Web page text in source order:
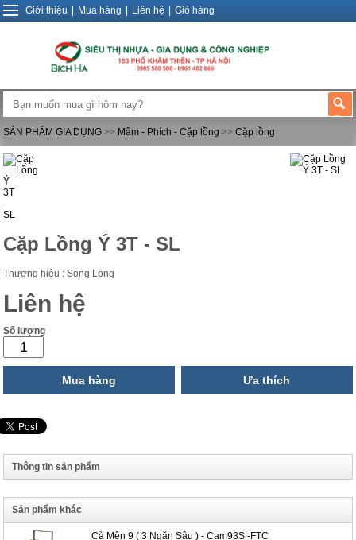
Giới thiệu Mua hàng Liên hệ Giỏ hàng
SẢN PHẨM GIA DỤNG >> Mâm - Phích - Cặp lồng >>Cặp lồng
Cặp Lồng Ý 3T - SL
Thương hiệu : Song Long
Liên hệ
Số lượng
Mua hàng Ưa thích
Thông tin sản phẩm
Sản phẩm khác
Cà Mên 9 ( 3 Ngăn Sâu ) - Cam93S -FTC